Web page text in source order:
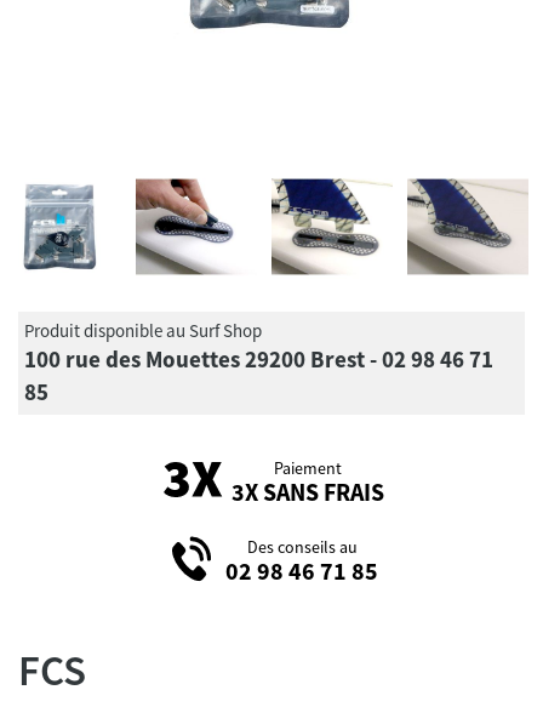
Produit disponible au Surf Shop
100 rue des Mouettes 29200 Brest - 02 98 46 71
85
Paiement
3X SANS FRAIS
Des conseils au
02 98 46 71 85
FCS